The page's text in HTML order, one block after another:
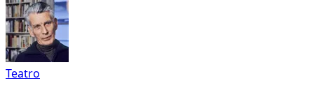
Teatro